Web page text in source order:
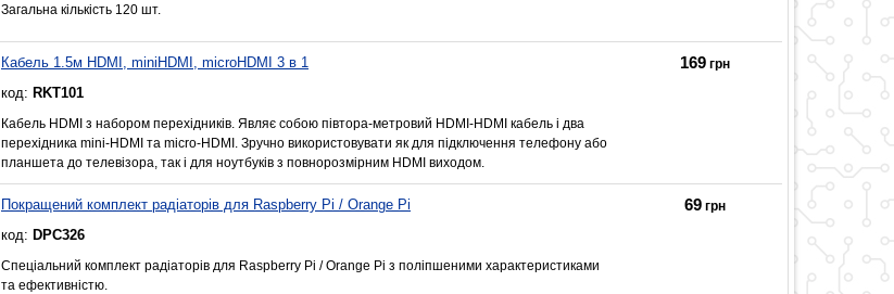
Загальна кількість 120 шт.
Кабель 1.5м HDMI, miniHDMI, microHDMI 3 в 1
код: RKT101
Кабель HDMI з набором перехідників. Являє собою півтора-метровий HDMI-HDMI кабель і два
перехідника mini-HDMI та micro-HDMI. Зручно використовувати як для підключення телефону або
планшета до телевізора, так і для ноутбуків з повнорозмірним HDMI виходом.
169грн
Покращений комплект радіаторів для Raspberry Pi / Orange Pi
код: DPC326
Спеціальний комплект радіаторів для Raspberry Pi / Orange Pi з поліпшеними характеристиками
та ефективністю.
69грн